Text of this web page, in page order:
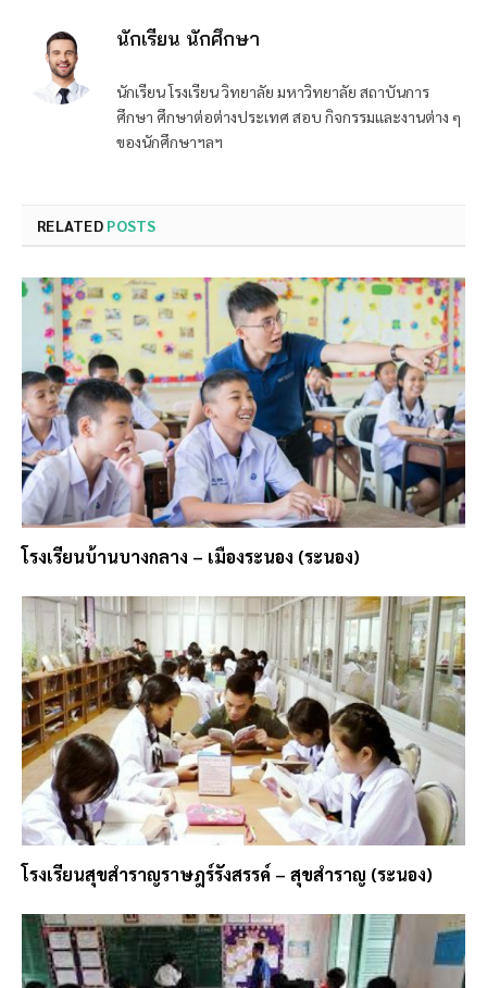
นักเรียน นักศึกษา
นักเรียน โรงเรียน วิทยาลัย มหาวิทยาลัย สถาบันการ
ศึกษา ศึกษาต่อต่างประเทศ สอบ กิจกรรมและงานต่าง ๆ
ของนักศึกษาฯลฯ
RELATED POSTS
โรงเรียนบ้านบางกลาง – เมืองระนอง (ระนอง)
โรงเรียนสุขสำราญราษฎร์รังสรรค์ – สุขสำราญ (ระนอง)